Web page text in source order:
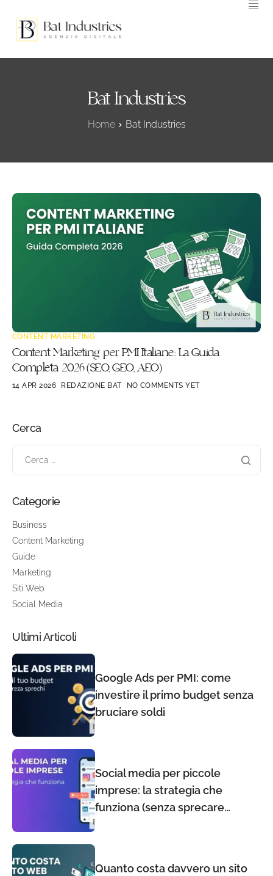
HOME
Bat Industries
Home Bat Industries
CONTENT MARKETING
Content Marketing per PMI Italiane: La Guida
Completa 2026 (SEO, GEO, AEO)
14 APR 2026 REDAZIONE BAT NO COMMENTS YET
Cerca
Categorie
Business
Content Marketing
Guide
Marketing
Siti Web
Social Media
Ultimi Articoli
Google Ads per PMI: come
investire il primo budget senza
bruciare soldi
Social media per piccole
imprese: la strategia che
funziona (senza sprecare
Quanto costa davvero un sito